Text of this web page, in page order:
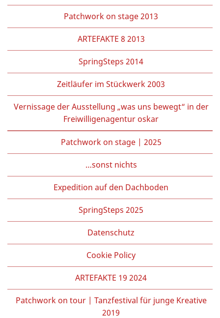
Patchwork on stage 2013
ARTEFAKTE 8 2013
SpringSteps 2014
Zeitläufer im Stückwerk 2003
Vernissage der Ausstellung „was uns bewegt“ in der
Freiwilligenagentur oskar
Patchwork on stage | 2025
…sonst nichts
Expedition auf den Dachboden
SpringSteps 2025
Datenschutz
Cookie Policy
ARTEFAKTE 19 2024
Patchwork on tour | Tanzfestival für junge Kreative
2019